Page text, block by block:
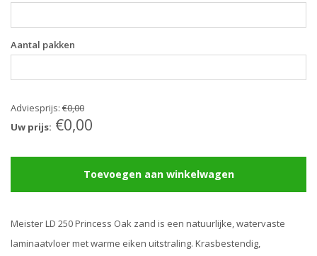
Aantal pakken
Adviesprijs: €0,00
Uw prijs: €0,00
Toevoegen aan winkelwagen
Meister LD 250 Princess Oak zand is een natuurlijke, watervaste
laminaatvloer met warme eiken uitstraling. Krasbestendig,